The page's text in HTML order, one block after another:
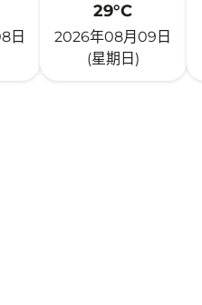
日
29°C
2026年08月09日
(星期日)